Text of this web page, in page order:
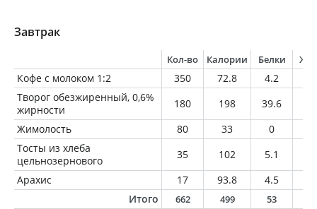
Завтрак
Кол-во Калории Белки
Кофе с молоком 1:2 350 72.8 4.2
Творог обезжиренный, 0,6%
жирности
180 198 39.6
Жимолость
80 33 0
Тосты из хлеба
цельнозернового
35 102 5.1
Арахис
17 93.8 4.5
Итого
662 499 53